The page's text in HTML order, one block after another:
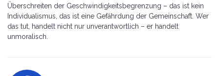
Überschreiten der Geschwindigkeitsbegrenzung – das ist kein
Individualismus, das ist eine Gefährdung der Gemeinschaft. Wer
das tut, handelt nicht nur unverantwortlich – er handelt
unmoralisch.